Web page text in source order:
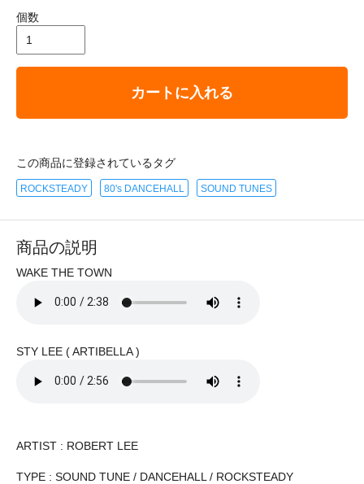
個数
カートに入れる
この商品に登録されているタグ
ROCKSTEADY 80's DANCEHALL SOUND TUNES
商品の説明
WAKE THE TOWN
STY LEE ( ARTIBELLA )
ARTIST : ROBERT LEE
TYPE : SOUND TUNE / DANCEHALL / ROCKSTEADY